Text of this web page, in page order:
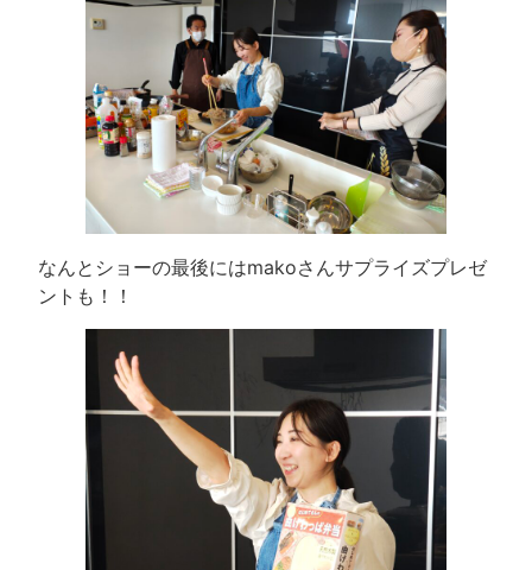
なんとショーの最後にはmakoさんサプライズプレゼ
ントも！！